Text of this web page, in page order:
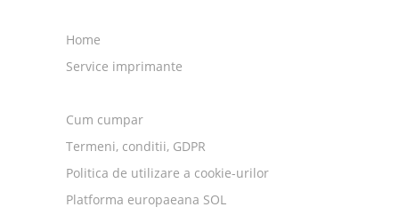
Home
Service imprimante
Cum cumpar
Termeni, conditii, GDPR
Politica de utilizare a cookie-urilor
Platforma europaeana SOL